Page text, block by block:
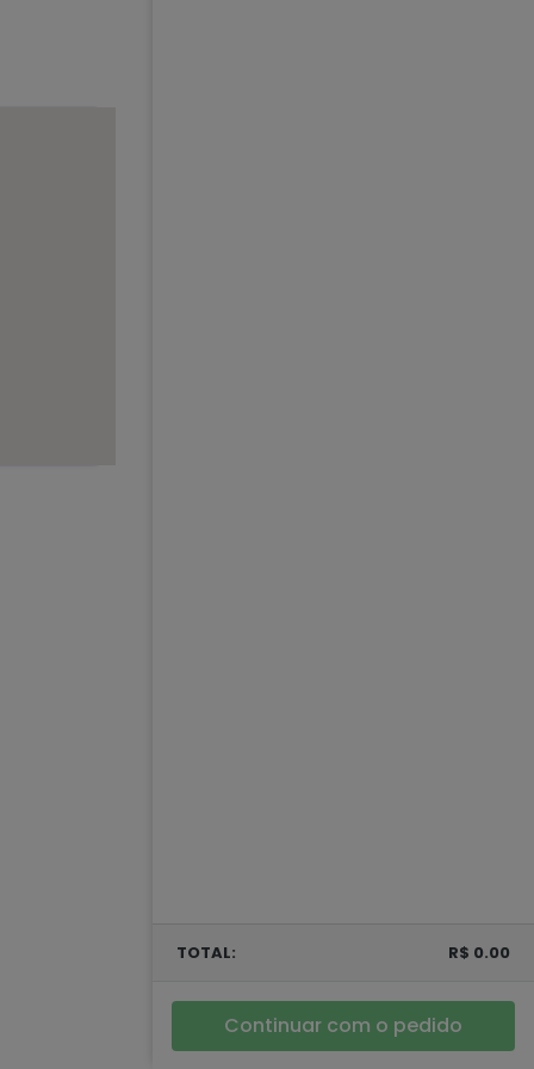
TOTAL: R$ 0.00
Continuar com o pedido